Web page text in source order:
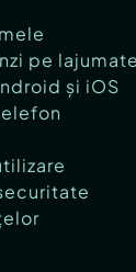
pe
și iOS